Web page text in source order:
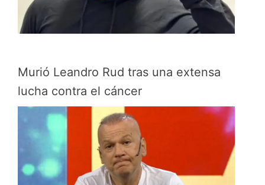
Murió Leandro Rud tras una extensa
lucha contra el cáncer